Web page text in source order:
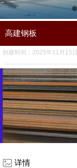
现货资源
联系我们
创建时间： 2025年11月15日
详情
ꂈ
高建钢板